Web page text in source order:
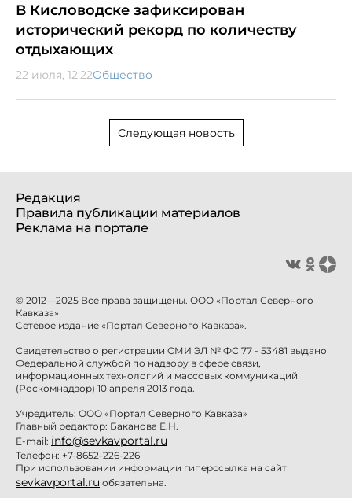
В Кисловодске зафиксирован
исторический рекорд по количеству
отдыхающих
22 июля, 12:22Общество
Следующая новость
Редакция
Правила публикации материалов
Реклама на портале
© 2012—2025 Все права защищены. ООО «Портал Северного
Кавказа»
Сетевое издание «Портал Северного Кавказа».
Свидетельство о регистрации СМИ ЭЛ № ФС 77 - 53481 выдано
Федеральной службой по надзору в сфере связи,
информационных технологий и массовых коммуникаций
(Роскомнадзор) 10 апреля 2013 года.
Учредитель: ООО «Портал Северного Кавказа»
Главный редактор: Баканова Е.Н.
E-mail: info@sevkavportal.ru
Телефон: +7-8652-226-226
При использовании информации гиперссылка на сайт
sevkavportal.ru обязательна.